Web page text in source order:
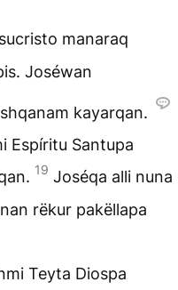
manaraq
Joséwan
kayarqan.
Espíritu Santupa
19 Joséqa alli nuna
rëkur pakëllapa
Teyta Diospa